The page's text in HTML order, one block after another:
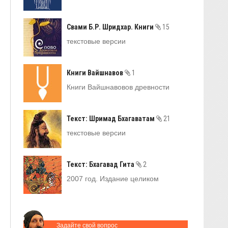
Свами Б.Р. Шридхар. Книги
15
текстовые версии
Книги Вайшнавов
1
Книги Вайшнавовов древности
Текст: Шримад Бхагаватам
21
текстовые версии
Текст: Бхагавад Гита
2
2007 год. Издание целиком
Задайте свой вопрос